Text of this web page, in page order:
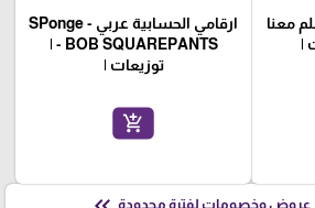
معنا
|
ارقامي الحسابية عربي - SPonge
BOB SQUAREPANTS - |
توزيعات |
add_shopping_cart